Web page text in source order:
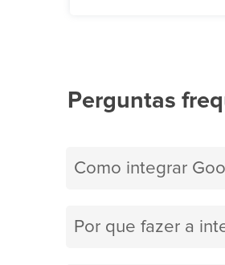
Perguntas
Como integrar
Por que fazer a